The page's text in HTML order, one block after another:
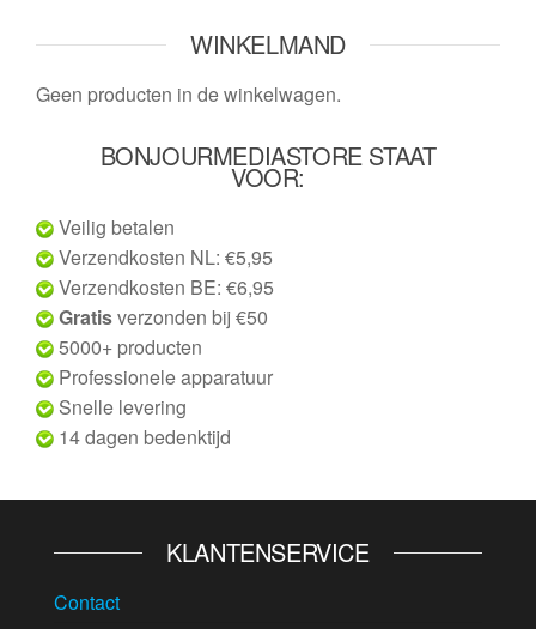
WINKELMAND
Geen producten in de winkelwagen.
BONJOURMEDIASTORE STAAT
VOOR:
Veilig betalen
Verzendkosten NL: €5,95
Verzendkosten BE: €6,95
Gratisverzonden bij €50
5000+ producten
Professionele apparatuur
Snelle levering
14 dagen bedenktijd
KLANTENSERVICE
Contact